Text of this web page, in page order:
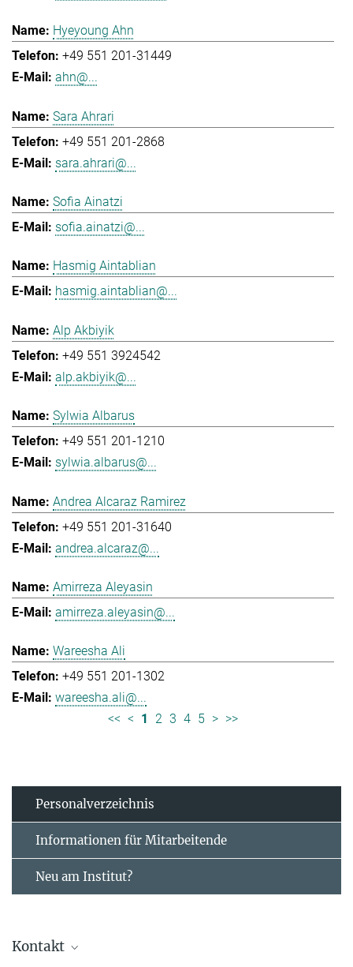
Hyeyoung Ahn
+49 551 201-31449
ahn@...
Sara Ahrari
+49 551 201-2868
sara.ahrari@...
Sofia Ainatzi
sofia.ainatzi@...
Hasmig Aintablian
hasmig.aintablian@...
Alp Akbiyik
+49 551 3924542
alp.akbiyik@...
Sylwia Albarus
+49 551 201-1210
sylwia.albarus@...
Andrea Alcaraz Ramirez
+49 551 201-31640
andrea.alcaraz@...
Amirreza Aleyasin
amirreza.aleyasin@...
Wareesha Ali
+49 551 201-1302
wareesha.ali@...
<< < 1 2 3 4 5 > >>
Personal­verzeichnis
Informationen für Mitarbeitende
Neu am Institut?
Kontakt